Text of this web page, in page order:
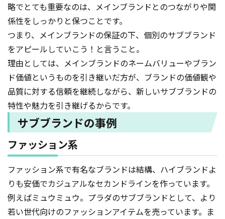
略でとても重要なのは、メインブランドとのつながりや関
係性をしっかりと保つことです。
つまり、メインブランドの保証の下、個別のサブブランド
をアピールしていこう！と言うこと。
理由としては、メインブランドのネームバリューやブラン
ド価値というものを引き継いだ方が、ブランドの価値観や
品質に対する信頼を継続しながら、新しいサブブランドの
特性や魅力を引き継げるからです。
サブブランドの事例
ファッション系
ファッション系で有名なブランドは結構、ハイブランドよ
りも安価でカジュアルなセカンドラインを作っています。
例えばミュウミュウ。プラダのサブブランドとして、より
若い世代向けのファッションアイテムを売っています。ま